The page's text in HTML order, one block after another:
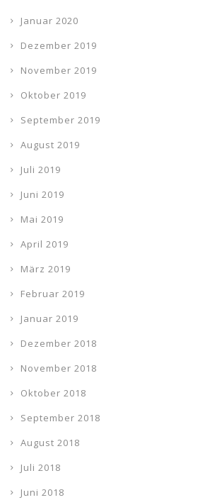
Januar 2020
Dezember 2019
November 2019
Oktober 2019
September 2019
August 2019
Juli 2019
Juni 2019
Mai 2019
April 2019
März 2019
Februar 2019
Januar 2019
Dezember 2018
November 2018
Oktober 2018
September 2018
August 2018
Juli 2018
Juni 2018